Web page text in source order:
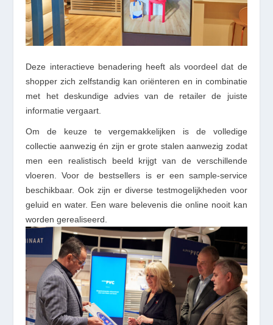
Deze interactieve benadering heeft als voordeel dat de
shopper zich zelfstandig kan oriënteren en in combinatie
met het deskundige advies van de retailer de juiste
informatie vergaart.
Om de keuze te vergemakkelijken is de volledige
collectie aanwezig én zijn er grote stalen aanwezig zodat
men een realistisch beeld krijgt van de verschillende
vloeren. Voor de bestsellers is er een sample-service
beschikbaar. Ook zijn er diverse testmogelijkheden voor
geluid en water. Een ware belevenis die online nooit kan
worden gerealiseerd.